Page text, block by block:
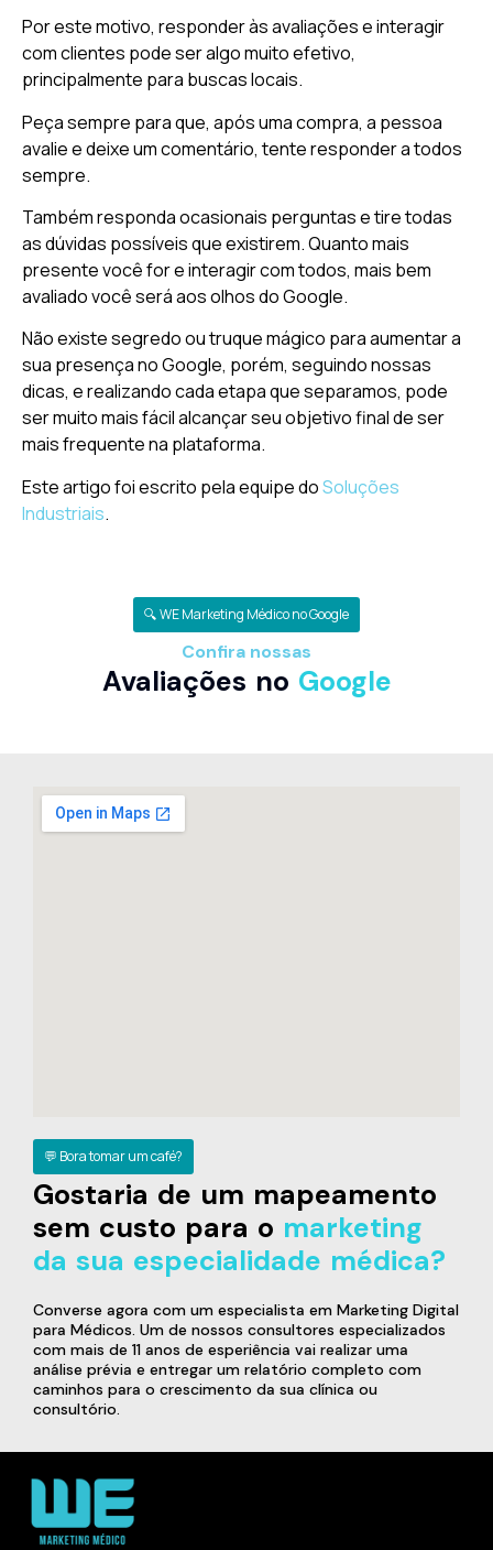
Por este motivo, responder às avaliações e interagir
com clientes pode ser algo muito efetivo,
principalmente para buscas locais.
Peça sempre para que, após uma compra, a pessoa
avalie e deixe um comentário, tente responder a todos
sempre.
Também responda ocasionais perguntas e tire todas
as dúvidas possíveis que existirem. Quanto mais
presente você for e interagir com todos, mais bem
avaliado você será aos olhos do Google.
Não existe segredo ou truque mágico para aumentar a
sua presença no Google, porém, seguindo nossas
dicas, e realizando cada etapa que separamos, pode
ser muito mais fácil alcançar seu objetivo final de ser
mais frequente na plataforma.
Este artigo foi escrito pela equipe doSoluções
Industriais.
🔍 WE Marketing Médico no Google
Confira nossas
Avaliações no Google
💬 Bora tomar um café?
Gostaria de um mapeamento
sem custo para o marketing
da sua especialidade médica?
Converse agora com um especialista em Marketing Digital
para Médicos. Um de nossos consultores especializados
com mais de 11 anos de esperiência vai realizar uma
análise prévia e entregar um relatório completo com
caminhos para o crescimento da sua clínica ou
consultório.